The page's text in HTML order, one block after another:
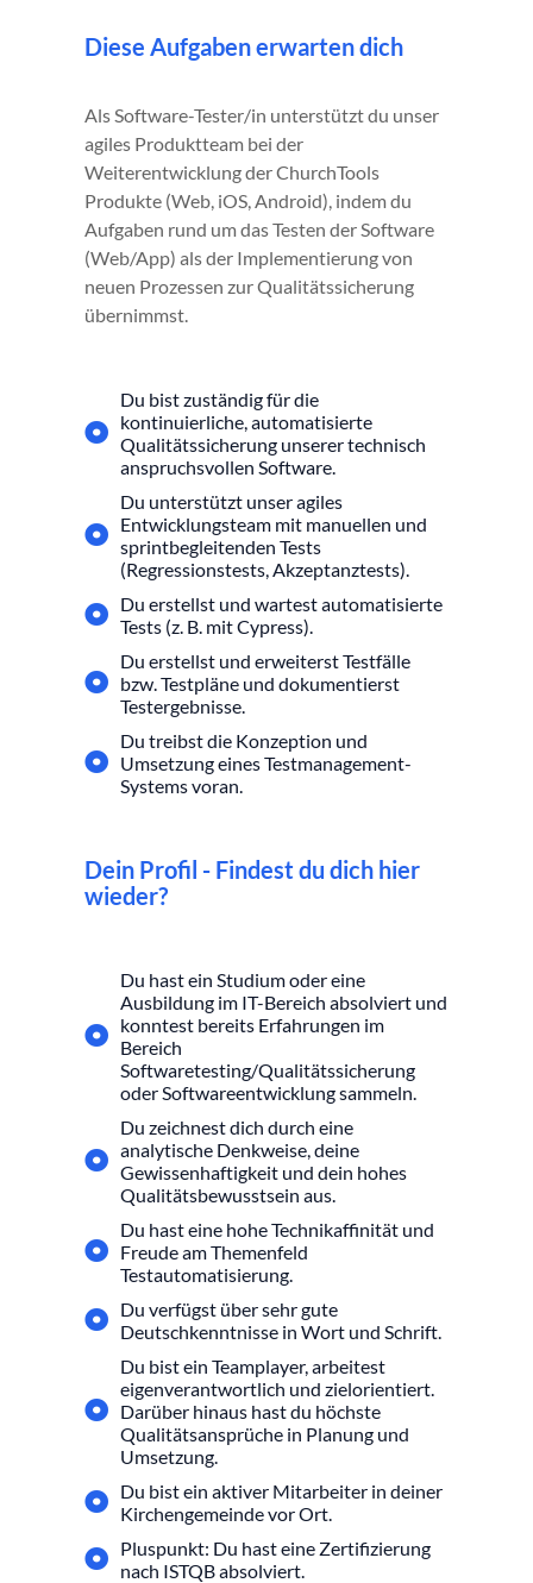
Diese Aufgaben erwarten dich
Als Software-Tester/in unterstützt du unser
agiles Produktteam bei der
Weiterentwicklung der ChurchTools
Produkte (Web, iOS, Android), indem du
Aufgaben rund um das Testen der Software
(Web/App) als der Implementierung von
neuen Prozessen zur Qualitätssicherung
übernimmst.
Du bist zuständig für die
kontinuierliche, automatisierte
Qualitätssicherung unserer technisch
anspruchsvollen Software.
Du unterstützt unser agiles
Entwicklungsteam mit manuellen und
sprintbegleitenden Tests
(Regressionstests, Akzeptanztests).
Du erstellst und wartest automatisierte
Tests (z. B. mit Cypress).
Du erstellst und erweiterst Testfälle
bzw. Testpläne und dokumentierst
Testergebnisse.
Du treibst die Konzeption und
Umsetzung eines Testmanagement-
Systems voran.
Dein Profil - Findest du dich hier
wieder?
Du hast ein Studium oder eine
Ausbildung im IT-Bereich absolviert und
konntest bereits Erfahrungen im
Bereich
Softwaretesting/Qualitätssicherung
oder Softwareentwicklung sammeln.
Du zeichnest dich durch eine
analytische Denkweise, deine
Gewissenhaftigkeit und dein hohes
Qualitätsbewusstsein aus.
Du hast eine hohe Technikaffinität und
Freude am Themenfeld
Testautomatisierung.
Du verfügst über sehr gute
Deutschkenntnisse in Wort und Schrift.
Du bist ein Teamplayer, arbeitest
eigenverantwortlich und zielorientiert.
Darüber hinaus hast du höchste
Qualitätsansprüche in Planung und
Umsetzung.
Du bist ein aktiver Mitarbeiter in deiner
Kirchengemeinde vor Ort.
Pluspunkt: Du hast eine Zertifizierung
nach ISTQB absolviert.